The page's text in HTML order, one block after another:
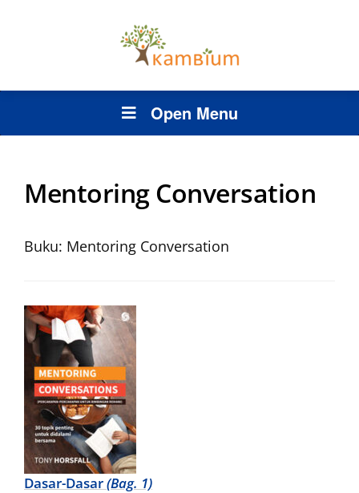
Open Menu
Mentoring Conversation
Buku: Mentoring Conversation
Dasar-Dasar(Bag. 1)